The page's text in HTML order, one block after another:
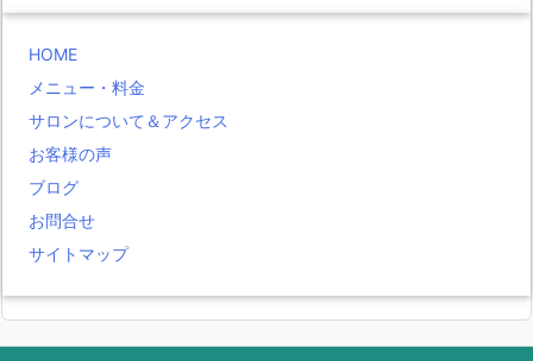
HOME
メニュー・料金
サロンについて＆アクセス
お客様の声
ブログ
お問合せ
サイトマップ